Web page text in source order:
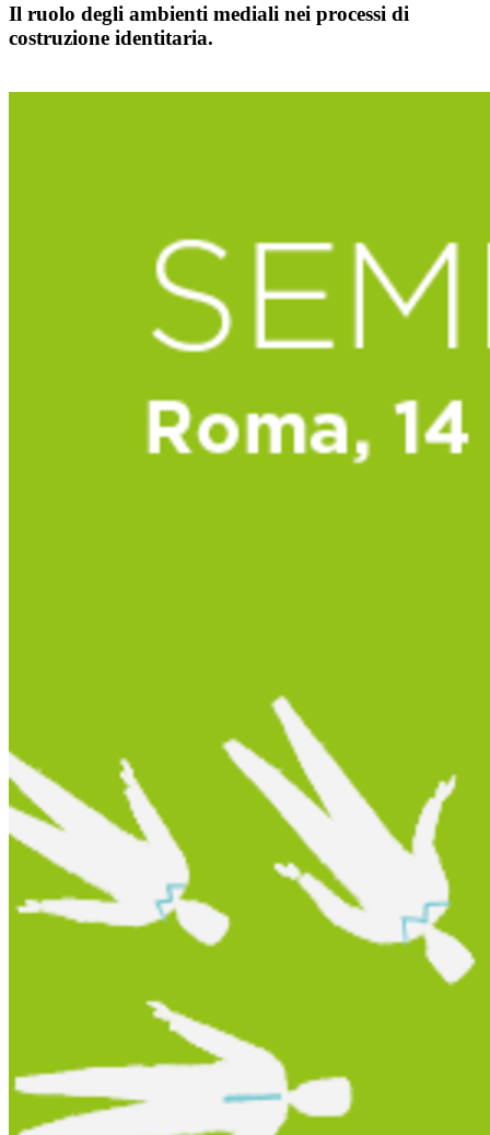
Il ruolo degli ambienti mediali nei processi di
costruzione identitaria.